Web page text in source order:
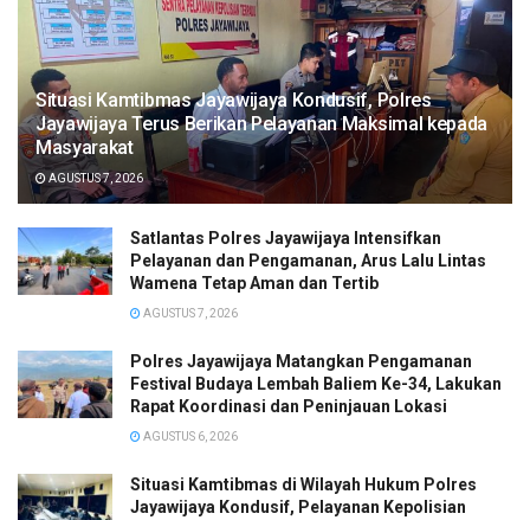
Situasi Kamtibmas Jayawijaya Kondusif, Polres
Jayawijaya Terus Berikan Pelayanan Maksimal kepada
Masyarakat
AGUSTUS 7, 2026
Satlantas Polres Jayawijaya Intensifkan
Pelayanan dan Pengamanan, Arus Lalu Lintas
Wamena Tetap Aman dan Tertib
AGUSTUS 7, 2026
Polres Jayawijaya Matangkan Pengamanan
Festival Budaya Lembah Baliem Ke-34, Lakukan
Rapat Koordinasi dan Peninjauan Lokasi
AGUSTUS 6, 2026
Situasi Kamtibmas di Wilayah Hukum Polres
Jayawijaya Kondusif, Pelayanan Kepolisian